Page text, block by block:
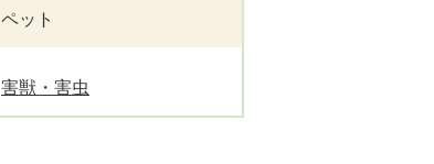
ペット
害獣・害虫